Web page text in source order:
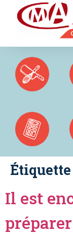
Étiquette
Il est
Panneau de